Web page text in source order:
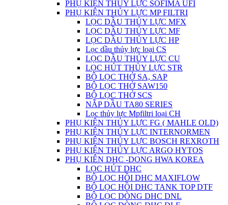
PHỤ KIỆN THỦY LỰC SOFIMA UFI
PHỤ KIỆN THỦY LỰC MP FILTRI
LỌC DẦU THỦY LỰC MFX
LỌC DẦU THỦY LỰC MF
LỌC DẦU THỦY LỰC HP
Lọc dầu thủy lực loại CS
LỌC DẦU THỦY LỰC CU
LỌC HÚT THỦY LỰC STR
BỘ LỌC THỞ SA, SAP
BỘ LỌC THỞ SAW150
BỘ LỌC THỞ SCS
NẮP DẦU TA80 SERIES
Lọc thủy lực Mpfiltri loại CH
PHỤ KIỆN THỦY LỰC FG ( MAHLE OLD)
PHỤ KIỆN THỦY LỰC INTERNORMEN
PHỤ KIỆN THỦY LỰC BOSCH REXROTH
PHỤ KIỆN THỦY LỰC ARGO HYTOS
PHỤ KIÊN DHC -DONG HWA KOREA
LỌC HÚT DHC
BỘ LỌC HỒI DHC MAXIFLOW
BỘ LỌC HỒI DHC TANK TOP DTF
BỘ LỌC DÒNG DHC DNL